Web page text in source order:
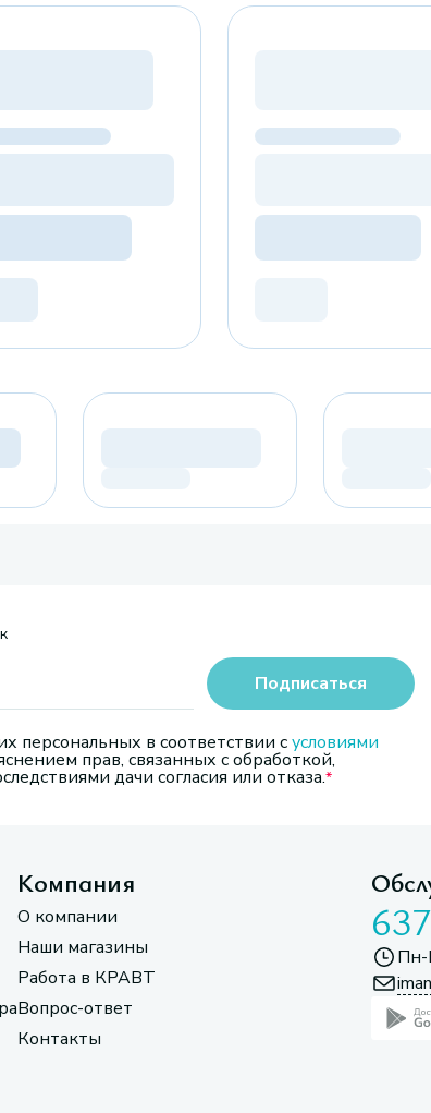
персональных в соответствии сусловиями
прав, связанных с обработкой,
дачи согласия или отказа.
Подписаться
Компания
О компании
Наши магазины
Работа в КРАВТ
Вопрос-ответ
Контакты
Пн-